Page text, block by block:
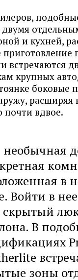
и кухней,
встречаются
крупных
боковые
расширяя
почти вдвое.
необычная
в
Войти в
скрытый
В
зоны